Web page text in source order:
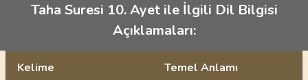
Taha Suresi 10. Ayet ile İlgili Dil Bilgisi
Açıklamaları:
Kelime Temel Anlamı